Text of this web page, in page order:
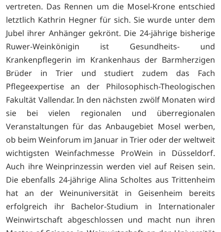
vertreten. Das Rennen um die Mosel-Krone entschied
letztlich Kathrin Hegner für sich. Sie wurde unter dem
Jubel ihrer Anhänger gekrönt. Die 24-jährige bisherige
Ruwer-Weinkönigin ist Gesundheits- und
Krankenpflegerin im Krankenhaus der Barmherzigen
Brüder in Trier und studiert zudem das Fach
Pflegeexpertise an der Philosophisch-Theologischen
Fakultät Vallendar. In den nächsten zwölf Monaten wird
sie bei vielen regionalen und überregionalen
Veranstaltungen für das Anbaugebiet Mosel werben,
ob beim Weinforum im Januar in Trier oder der weltweit
wichtigsten Weinfachmesse ProWein in Düsseldorf.
Auch ihre Weinprinzessin werden viel auf Reisen sein.
Die ebenfalls 24-jährige Alina Scholtes aus Trittenheim
hat an der Weinuniversität in Geisenheim bereits
erfolgreich ihr Bachelor-Studium in Internationaler
Weinwirtschaft abgeschlossen und macht nun ihren